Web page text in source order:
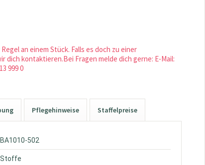
an einem Stück. Falls es doch zu einer
dich kontaktieren.Bei Fragen melde dich gerne: E-Mail:
999 0
Pflegehinweise Staffelpreise
BA1010-502
Stoffe